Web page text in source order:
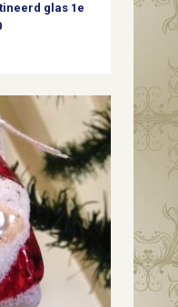
glas 1e